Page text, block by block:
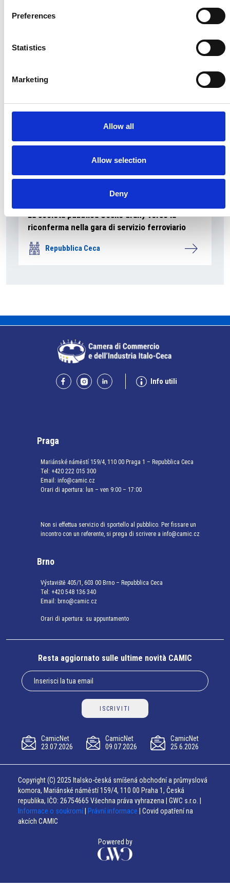
Preferences
Statistics
Marketing
Allow all
Allow selection
Deny
La società pubblica České dráhy verso la
riconferma nella gara di servizio ferroviario
Repubblica Ceca
Info utili
Praga
Mariánské náměstí 159/4, 110 00 Praga 1 – Repubblica Ceca
Tel: +420 222 015 300
Email: info@camic.cz
Orari di apertura: lun – ven 9:00 – 17:00
Non si effettua servizio di sportello al pubblico. Per fissare un
incontro con un referente, si prega di scrivere a info@camic.cz
Brno
Výstaviště 405/1, 603 00 Brno – Repubblica Ceca
Tel: +420 548 136 340
Email: brno@camic.cz
Orari di apertura: su appuntamento
Resta aggiornato sulle ultime novità CAMIC
ISCRIVITI
CamicNet
23.07.2026
CamicNet
09.07.2026
CamicNet
25.6.2026
Copyright (C) 2025 Italsko-česká smíšená obchodní a průmyslová
komora, Mariánské náměstí 159/4, 110 00 Praha 1, Česká
republika, IČO: 26754665 Všechna práva vyhrazena | GWC s.r.o. |
Informace o soukromí
Právní informace | Covid opatření na
akcích CAMIC
Powered by